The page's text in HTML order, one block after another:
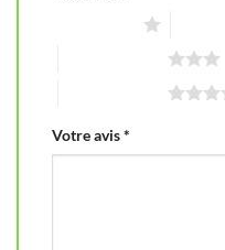
Votre avis*